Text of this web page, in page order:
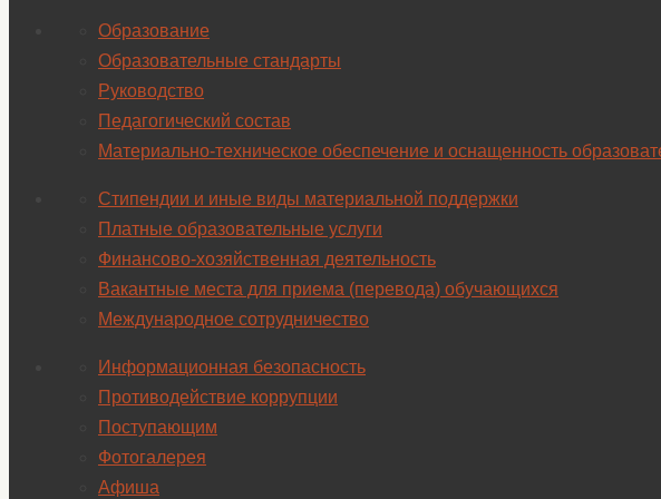
Образование
Образовательные стандарты
Руководство
Педагогический состав
Материально-техническое обеспечение и оснащенность
Стипендии и иные виды материальной поддержки
Платные образовательные услуги
Финансово-хозяйственная деятельность
Вакантные места для приема (перевода) обучающихся
Международное сотрудничество
Информационная безопасность
Противодействие коррупции
Поступающим
Фотогалерея
Афиша